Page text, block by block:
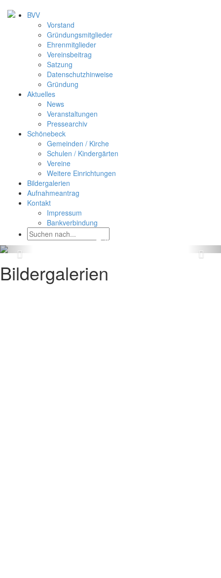
BVV
Vorstand
Gründungsmitglieder
Ehrenmitglieder
Vereinsbeitrag
Satzung
Datenschutzhinweise
Gründung
Aktuelles
News
Veranstaltungen
Pressearchiv
Schönebeck
Gemeinden / Kirche
Schulen / Kindergärten
Vereine
Weitere Einrichtungen
Bildergalerien
Aufnahmeantrag
Kontakt
Impressum
Bankverbindung
Bildergalerien